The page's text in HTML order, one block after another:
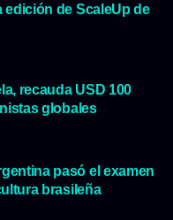
edición de ScaleUp de
recauda USD 100
globales
pasó el examen
brasileña